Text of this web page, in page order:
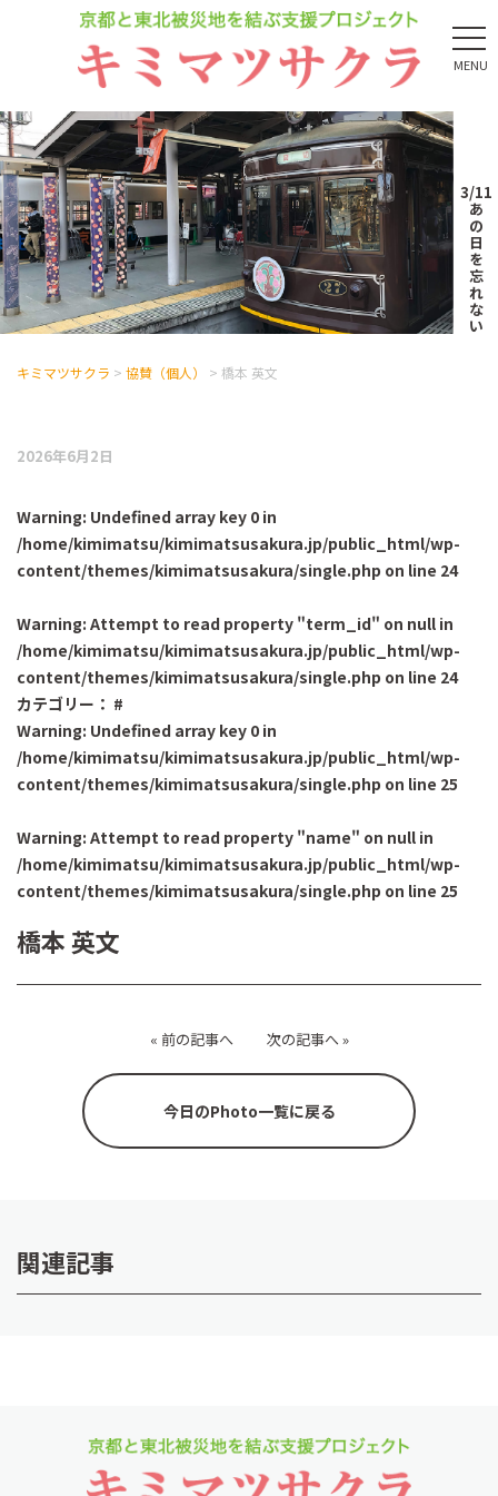
MENU
3/11
あ
の
日
を
忘
れ
な
い
キミマツサクラ > 協賛（個人） > 橋本 英文
2026年6月2日
Warning: Undefined array key 0 in
/home/kimimatsu/kimimatsusakura.jp/public_html/wp-
content/themes/kimimatsusakura/single.php on line 24
Warning: Attempt to read property "term_id" on null in
/home/kimimatsu/kimimatsusakura.jp/public_html/wp-
content/themes/kimimatsusakura/single.php on line 24
カテゴリー： #
Warning: Undefined array key 0 in
/home/kimimatsu/kimimatsusakura.jp/public_html/wp-
content/themes/kimimatsusakura/single.php on line 25
Warning: Attempt to read property "name" on null in
/home/kimimatsu/kimimatsusakura.jp/public_html/wp-
content/themes/kimimatsusakura/single.php on line 25
橋本 英文
« 前の記事へ 次の記事へ»
今日のPhoto一覧に戻る
関連記事